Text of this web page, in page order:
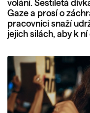
volání. Šestiletá
Gaze a prosí o
pracovníci snaží
jejich silách, aby k